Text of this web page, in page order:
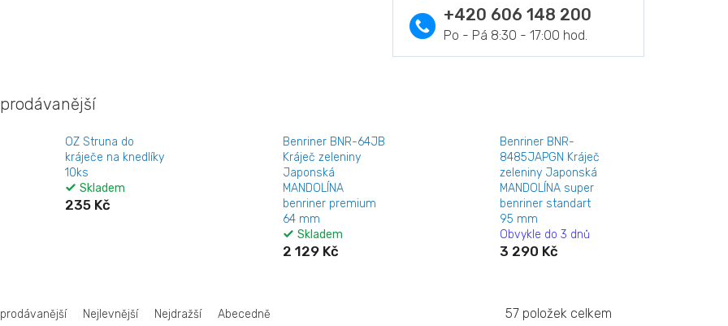
+420 606 148 200
OZ Struna do
kráječe na knedlíky
10ks
Skladem
235 Kč
Benriner BNR-64JB
Kráječ zeleniny
Japonská
MANDOLÍNA
benriner premium
64 mm
Skladem
2 129 Kč
Benriner BNR-
8485JAPGN Kráječ
zeleniny Japonská
MANDOLÍNA super
benriner standart
95 mm
Obvykle do 3 dnů
3 290 Kč
Nejlevnější Nejdražší Abecedně 57 položek celkem